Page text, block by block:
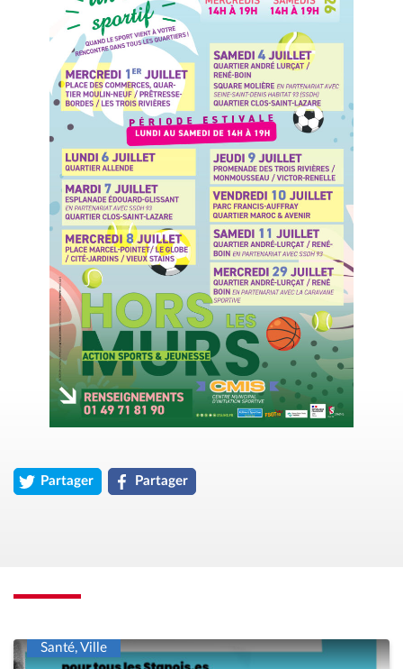
Partager
l'événement « Hors Les Murs &#8211; Un été sportif dans
Partager
l'événement « Hors Les Murs &#8211; Un
Santé, Ville